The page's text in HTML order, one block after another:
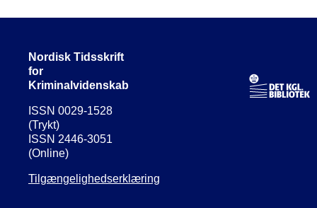
Nordisk Tidsskrift
for
Kriminalvidenskab
ISSN 0029-1528
(Trykt)
ISSN 2446-3051
(Online)
Tilgængelighedserklæring